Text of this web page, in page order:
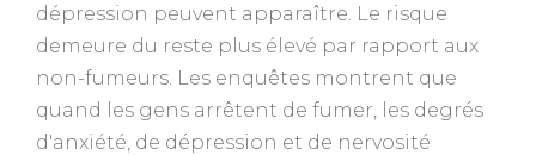
dépression peuvent apparaître. Le risque
demeure du reste plus élevé par rapport aux
non-fumeurs. Les enquêtes montrent que
quand les gens arrêtent de fumer, les degrés
d'anxiété, de dépression et de nervosité